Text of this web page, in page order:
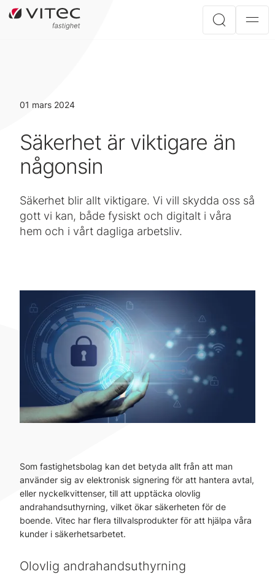
01 mars 2024
Säkerhet är viktigare än
någonsin
Säkerhet blir allt viktigare. Vi vill skydda oss så
gott vi kan, både fysiskt och digitalt i våra
hem och i vårt dagliga arbetsliv.
Som fastighetsbolag kan det betyda allt från att man
använder sig av elektronisk signering för att hantera avtal,
eller nyckelkvittenser, till att upptäcka olovlig
andrahandsuthyrning, vilket ökar säkerheten för de
boende. Vitec har flera tillvalsprodukter för att hjälpa våra
kunder i säkerhetsarbetet.
Olovlig andrahandsuthyrning